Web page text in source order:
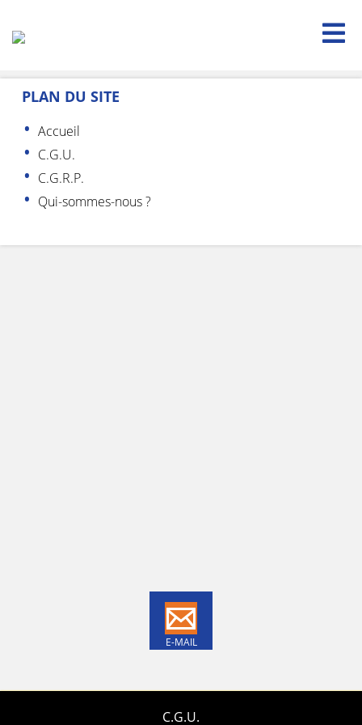

PLAN DU SITE
Accueil
C.G.U.
C.G.R.P.
Qui-sommes-nous ?
E-MAIL
C.G.U.